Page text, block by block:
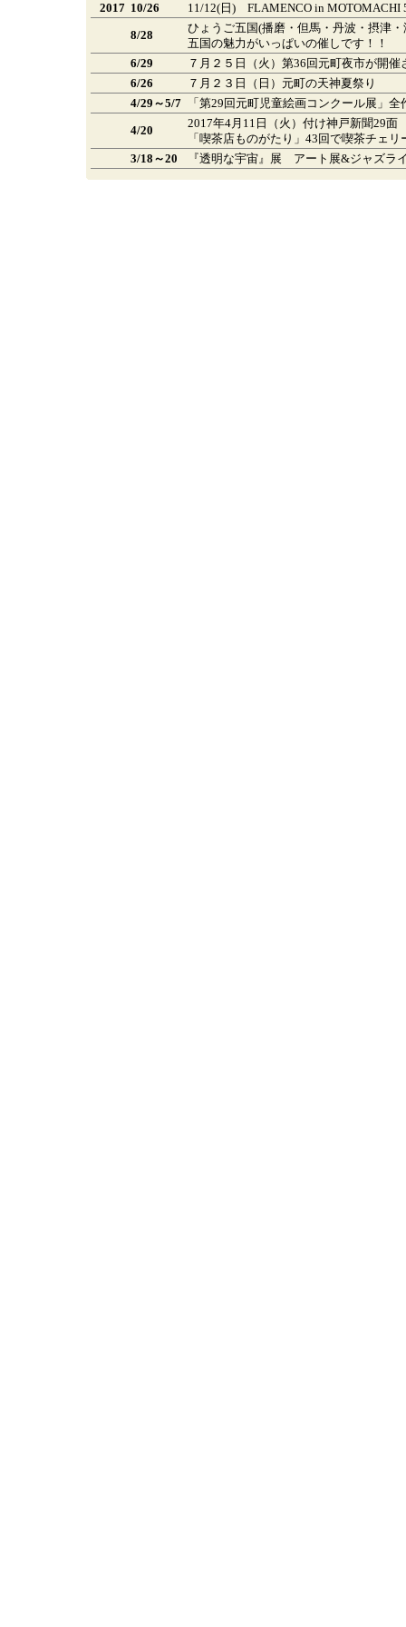
2017 10/26
11/12(日) FLAMENCO in MOTOMACHI
8/28
ひょうご五国(播磨・但馬・丹波・摂津
五国の魅力がいっぱいの催しです！！
6/29
７月２５日（火）第36回元町夜市が開催
6/26
７月２３日（日）元町の天神夏祭り
4/29～5/7
「第29回元町児童絵画コンクール展」全
4/20
2017年4月11日（火）付け神戸新聞29面
「喫茶店ものがたり」43回で喫茶チェ
3/18～20
『透明な宇宙』展 アート展&ジャズラ